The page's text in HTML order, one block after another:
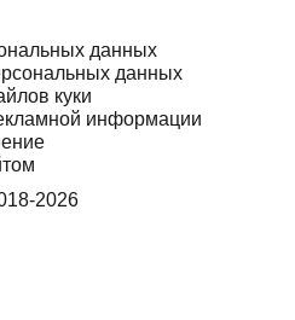
данных
данных
куки
информации
2026